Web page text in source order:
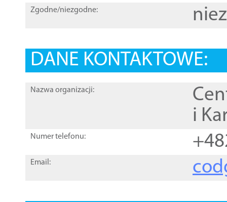
Zgodne/niezgodne:
DANE KONTAKTOWE:
Nazwa organizacji:
i
Numer telefonu:
Email: